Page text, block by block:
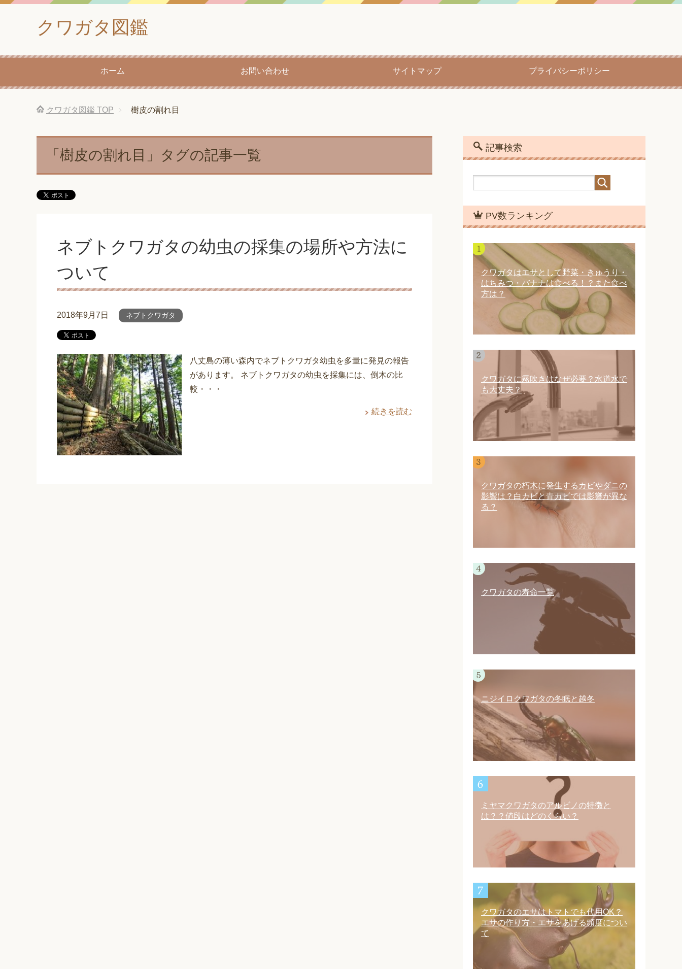
クワガタ図鑑
ホーム お問い合わせ サイトマップ プライバシーポリシー
クワガタ図鑑 TOP 樹皮の割れ目
「樹皮の割れ目」タグの記事一覧
ネブトクワガタの幼虫の採集の場所や方法に
ついて
2018年9月7日 ネブトクワガタ
八丈島の薄い森内でネブトクワガタ幼虫を多量に発見の報告
があります。 ネブトクワガタの幼虫を採集には、倒木の比
較・・・
続きを読む
記事検索
PV数ランキング
クワガタはエサとして野菜・きゅうり・
はちみつ・バナナは食べる！？また食べ
方は？
クワガタに霧吹きはなぜ必要？水道水で
も大丈夫？
クワガタの朽木に発生するカビやダニの
影響は？白カビと青カビでは影響が異な
る？
クワガタの寿命一覧
ニジイロクワガタの冬眠と越冬
ミヤマクワガタのアルビノの特徴と
は？？値段はどのくらい？
クワガタのエサはトマトでも代用OK？
エサの作り方・エサをあげる頻度につい
て